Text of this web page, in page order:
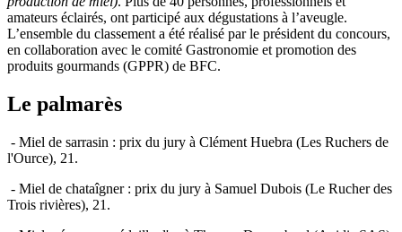
amateurs éclairés, ont participé aux dégustations à l’aveugle.
L’ensemble du classement a été réalisé par le président du concours,
en collaboration avec le comité Gastronomie et promotion des
produits gourmands (GPPR) de BFC.
Le palmarès
- Miel de sarrasin : prix du jury à Clément Huebra (Les Ruchers de
l'Ource), 21.
- Miel de chataîgner : prix du jury à Samuel Dubois (Le Rucher des
Trois rivières), 21.